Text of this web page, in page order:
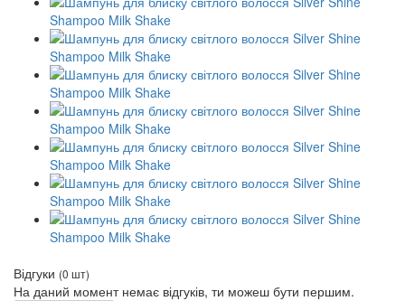
Відгуки (0 шт)
На даний момент немає відгуків, ти можеш бути першим.